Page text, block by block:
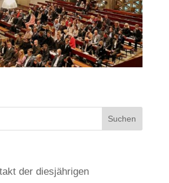
der diesjährigen